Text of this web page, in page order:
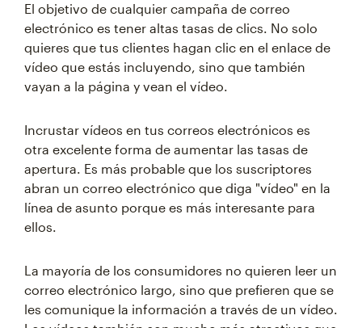
El objetivo de cualquier campaña de correo
electrónico es tener altas tasas de clics. No solo
quieres que tus clientes hagan clic en el enlace de
vídeo que estás incluyendo, sino que también
vayan a la página y vean el vídeo.
Incrustar vídeos en tus correos electrónicos es
otra excelente forma de aumentar las tasas de
apertura. Es más probable que los suscriptores
abran un correo electrónico que diga "vídeo" en la
línea de asunto porque es más interesante para
ellos.
La mayoría de los consumidores no quieren leer un
correo electrónico largo, sino que prefieren que se
les comunique la información a través de un vídeo.